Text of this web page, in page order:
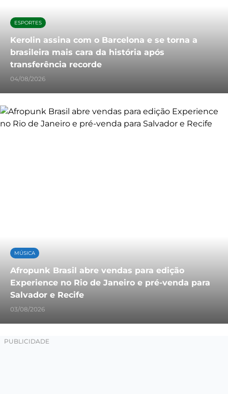
ESPORTES
Kerolin assina com o Barcelona e se torna a
brasileira mais cara da história após
transferência recorde
04/08/2026
MÚSICA
Afropunk Brasil abre vendas para edição
Experience no Rio de Janeiro e pré-venda para
Salvador e Recife
03/08/2026